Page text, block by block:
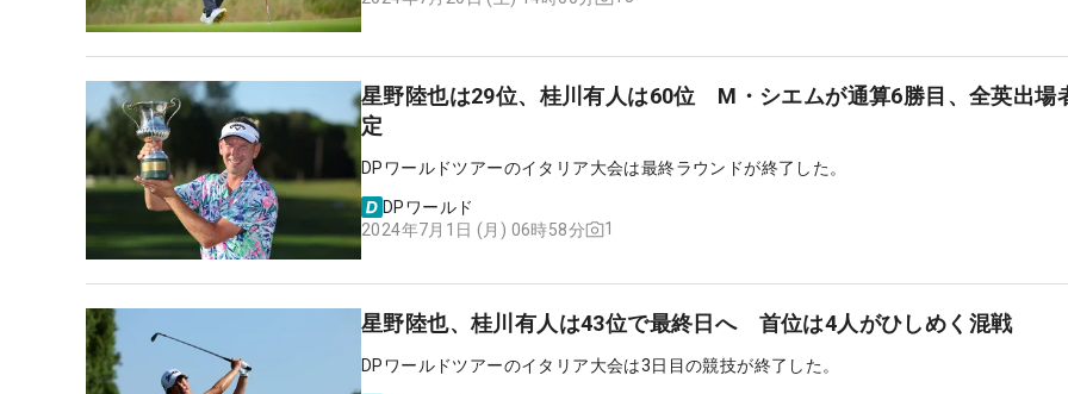
星野陸也は29位、桂川有人は60位 M・シエムが通算6勝目、全英出場
定
DPワールドツアーのイタリア大会は最終ラウンドが終了した。
DPワールド
2024年7月1日 (月) 06時58分
1
星野陸也、桂川有人は43位で最終日へ 首位は4人がひしめく混戦
DPワールドツアーのイタリア大会は3日目の競技が終了した。